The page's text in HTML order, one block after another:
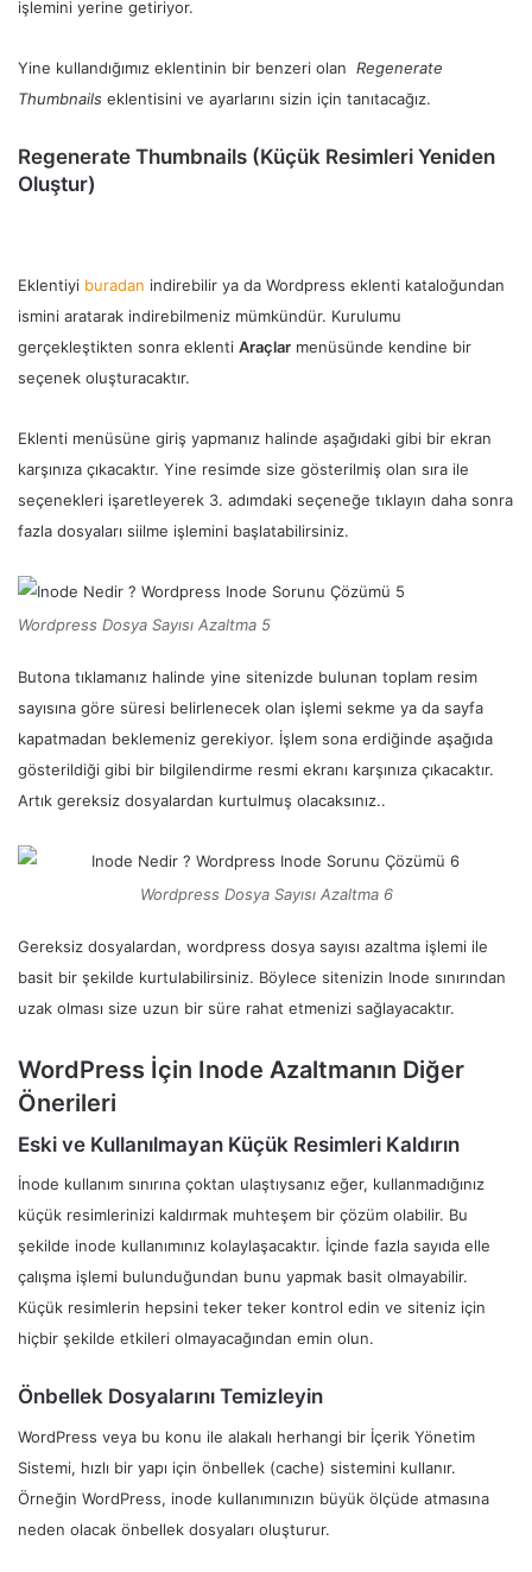
işlemini yerine getiriyor.
Yine kullandığımız eklentinin bir benzeri olan Regenerate
Thumbnails eklentisini ve ayarlarını sizin için tanıtacağız.
Regenerate Thumbnails (Küçük Resimleri Yeniden
Oluştur)
Eklentiyi buradan indirebilir ya da Wordpress eklenti kataloğundan
ismini aratarak indirebilmeniz mümkündür. Kurulumu
gerçekleştikten sonra eklenti Araçlar menüsünde kendine bir
seçenek oluşturacaktır.
Eklenti menüsüne giriş yapmanız halinde aşağıdaki gibi bir ekran
karşınıza çıkacaktır. Yine resimde size gösterilmiş olan sıra ile
seçenekleri işaretleyerek 3. adımdaki seçeneğe tıklayın daha sonra
fazla dosyaları siilme işlemini başlatabilirsiniz.
Wordpress Dosya Sayısı Azaltma 5
Butona tıklamanız halinde yine sitenizde bulunan toplam resim
sayısına göre süresi belirlenecek olan işlemi sekme ya da sayfa
kapatmadan beklemeniz gerekiyor. İşlem sona erdiğinde aşağıda
gösterildiği gibi bir bilgilendirme resmi ekranı karşınıza çıkacaktır.
Artık gereksiz dosyalardan kurtulmuş olacaksınız..
Wordpress Dosya Sayısı Azaltma 6
Gereksiz dosyalardan, wordpress dosya sayısı azaltma işlemi ile
basit bir şekilde kurtulabilirsiniz. Böylece sitenizin Inode sınırından
uzak olması size uzun bir süre rahat etmenizi sağlayacaktır.
WordPress İçin Inode Azaltmanın Diğer
Önerileri
Eski ve Kullanılmayan Küçük Resimleri Kaldırın
İnode kullanım sınırına çoktan ulaştıysanız eğer, kullanmadığınız
küçük resimlerinizi kaldırmak muhteşem bir çözüm olabilir. Bu
şekilde inode kullanımınız kolaylaşacaktır. İçinde fazla sayıda elle
çalışma işlemi bulunduğundan bunu yapmak basit olmayabilir.
Küçük resimlerin hepsini teker teker kontrol edin ve siteniz için
hiçbir şekilde etkileri olmayacağından emin olun.
Önbellek Dosyalarını Temizleyin
WordPress veya bu konu ile alakalı herhangi bir İçerik Yönetim
Sistemi, hızlı bir yapı için önbellek (cache) sistemini kullanır.
Örneğin WordPress, inode kullanımınızın büyük ölçüde atmasına
neden olacak önbellek dosyaları oluşturur.